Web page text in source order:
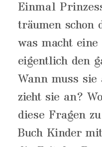
Einmal
träumen schon
was macht
eigentlich den
Wann muss sie
zieht sie an?
diese Fragen
Buch Kinder